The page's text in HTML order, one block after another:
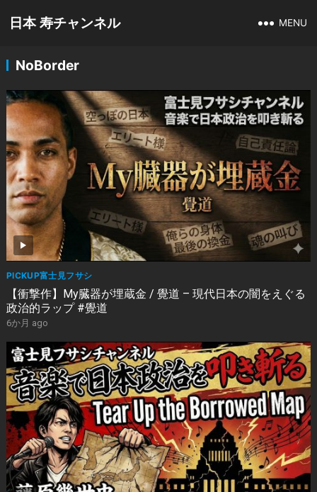
日本 寿チャンネル MENU
NoBorder
PICKUP富士見フサシ
【衝撃作】My臓器が埋蔵金 / 覺道 – 現代日本の闇をえぐる
政治的ラップ #覺道
6か月 ago